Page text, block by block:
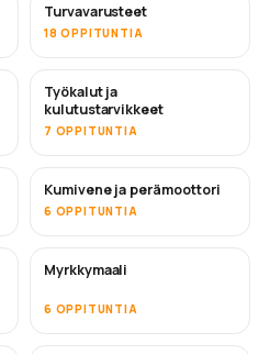
Turvavarusteet
18 OPPITUNTIA
Työkalut ja
kulutustarvikkeet
7 OPPITUNTIA
Kumivene ja perämoottori
6 OPPITUNTIA
PIAN
Myrkkymaali
6 OPPITUNTIA